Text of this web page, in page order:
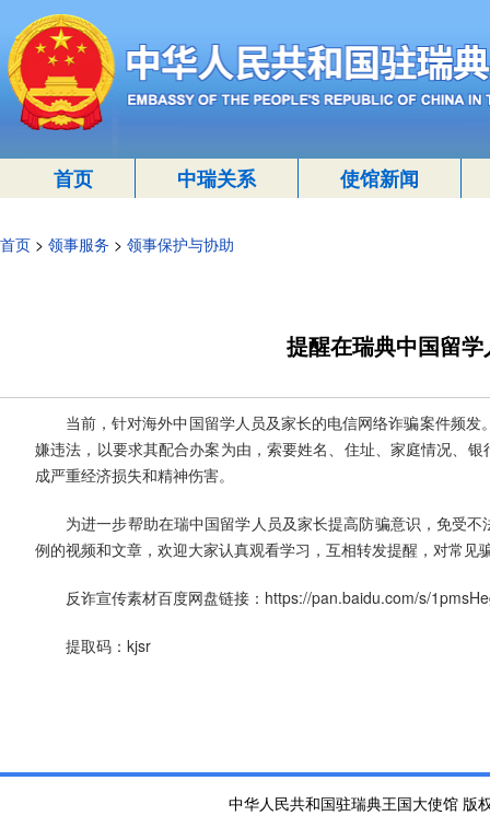
首页 中瑞关系 使馆新闻
首页 > 领事服务 > 领事保护与协助
提醒在瑞典中国留
当前，针对海外中国留学人员及家长的电信网络诈骗案件频
嫌违法，以要求其配合办案为由，索要姓名、住址、家庭情况、
成严重经济损失和精神伤害。
为进一步帮助在瑞中国留学人员及家长提高防骗意识，免受
例的视频和文章，欢迎大家认真观看学习，互相转发提醒，对常
反诈宣传素材百度网盘链接：https://pan.baidu.com/s/
提取码：kjsr
中华人民共和国驻瑞典王国大使馆 版